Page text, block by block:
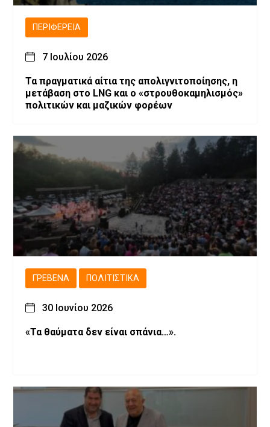
ΠΕΡΙΦΈΡΕΙΑ
7 Ιουλίου 2026
Τα πραγματικά αίτια της απολιγνιτοποίησης, η
μετάβαση στο LNG και ο «στρουθοκαμηλισμός»
πολιτικών και μαζικών φορέων
ΓΡΕΒΕΝΆ ΠΟΛΙΤΙΣΤΙΚΆ
30 Ιουνίου 2026
«Τα θαύματα δεν είναι σπάνια…».